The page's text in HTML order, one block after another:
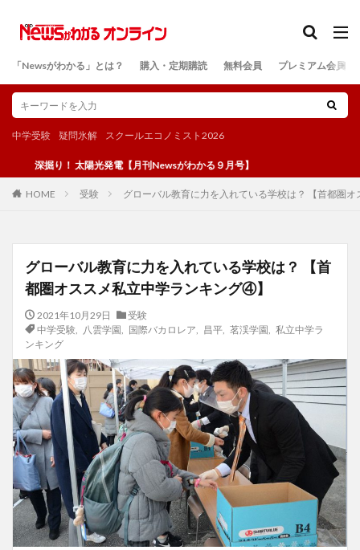
「Newsがわかる」とは？ 購入・定期購読 無料会員 プレミアム会員
中学受験 疑問氷解 スクールエコノミスト2026
り！ 太陽光発電【月刊Newsがわかる９月号】
HOME 受験 グローバル教育に力を入れている学校は？ 【首都圏
グローバル教育に力を入れている学校は？ 【首
都圏オススメ私立中学ランキング④】
2021年10月29日
受験
中学受験, 八雲学園 国際バカロレア 昌平, 茗渓学園
私立中学ラ
ンキング
検索